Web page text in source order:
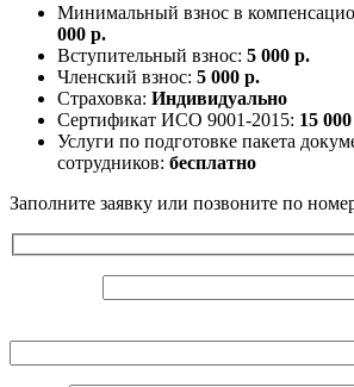
Минимальный взнос в
000 р.
Вступительный взнос: 5 000 р.
Членский взнос: 5 000 р.
Страховка: Индивидуально
Сертификат ИСО 9001-2015: 15
Услуги по подготовке пакета
сотрудников: бесплатно
Заполните заявку или позвоните по